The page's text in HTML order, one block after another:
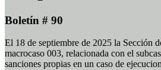
Boletín # 90
El 18 de septiembre de 2025 la Sección
macrocaso 003, relacionada con el
sanciones propias en un caso de